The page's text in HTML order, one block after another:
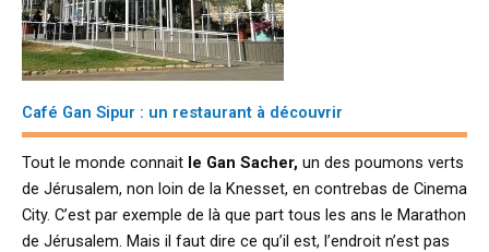
Café Gan Sipur : un restaurant à découvrir
Tout le monde connait le Gan Sacher, un des poumons verts
de Jérusalem, non loin de la Knesset, en contrebas de Cinema
City. C’est par exemple de là que part tous les ans le Marathon
de Jérusalem. Mais il faut dire ce qu’il est, l’endroit n’est pas